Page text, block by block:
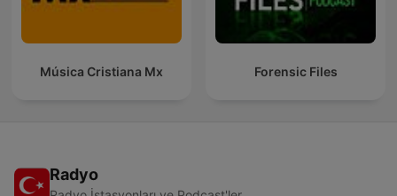
Música Cristiana Mx Forensic Files
Radyo